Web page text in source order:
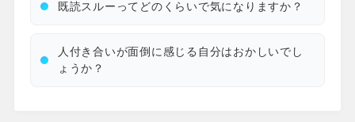
既読スルーってどのくらいで気になりますか？
人付き合いが面倒に感じる自分はおかしいでし
ょうか？